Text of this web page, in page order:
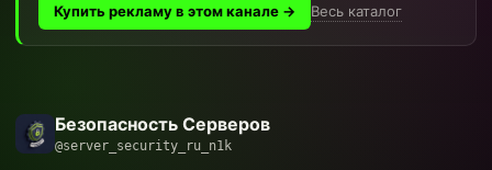
Купить рекламу в этом канале → Весь каталог
Безопасность Серверов
@server_security_ru_n1k